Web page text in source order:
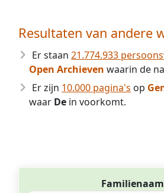
Resultaten van andere
Er staan 21.774.933
Open Archieven waarin de
Er zijn 10.000 pagina's op
waar De in voorkomt.
Familienaam